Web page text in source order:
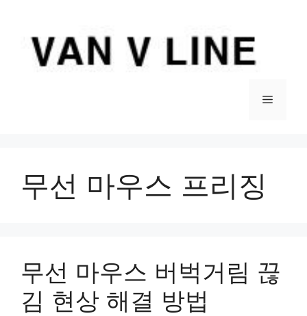
메
무선 마우스 프리징
무선 마우스 버벅거림 끊
김 현상 해결 방법